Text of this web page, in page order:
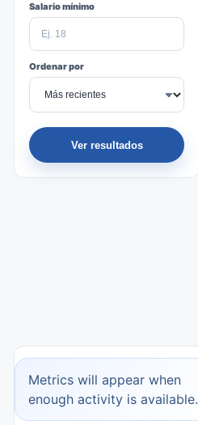
Salario mínimo
Ordenar por
Ver resultados
Metrics will appear when
enough activity is available.